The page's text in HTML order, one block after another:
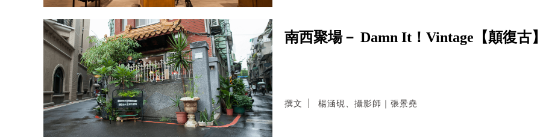
南西聚場－ Damn It！Vintage【顛復古
撰文 楊涵硯、攝影師｜張景堯